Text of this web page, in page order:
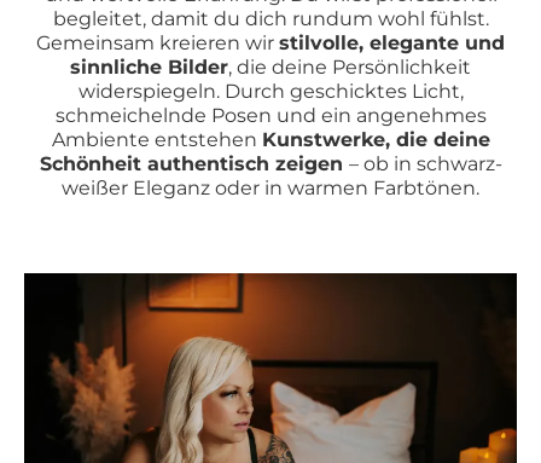
begleitet, damit du dich rundum wohl fühlst.
Gemeinsam kreieren wir stilvolle, elegante und
sinnliche Bilder, die deine Persönlichkeit
widerspiegeln. Durch geschicktes Licht,
schmeichelnde Posen und ein angenehmes
Ambiente entstehen Kunstwerke, die deine
Schönheit authentisch zeigen – ob in schwarz-
weißer Eleganz oder in warmen Farbtönen.